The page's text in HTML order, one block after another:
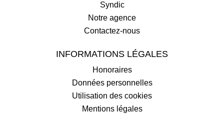
Syndic
Notre agence
Contactez-nous
INFORMATIONS LÉGALES
Honoraires
Données personnelles
Utilisation des cookies
Mentions légales